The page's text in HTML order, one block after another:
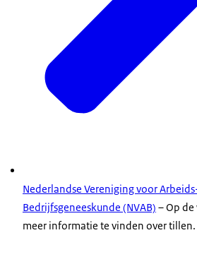
Nederlandse Vereniging voor
Bedrijfsgeneeskunde (NVAB) – Op de
meer informatie te vinden over tillen.